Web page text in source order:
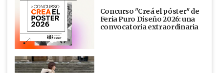
Concurso "Creá el póster" de
Feria Puro Diseño 2026: una
convocatoria extraordinaria